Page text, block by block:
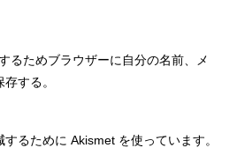
るためブラウザーに自分の名前、メ
する。
るために Akismet を使っています。